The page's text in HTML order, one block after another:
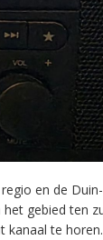
en de
gebied ten
kanaal te horen.